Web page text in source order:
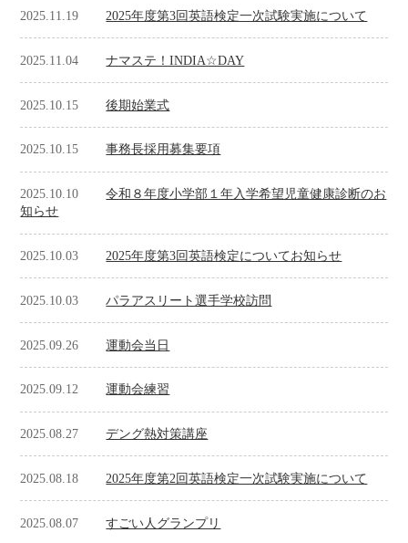
2025.11.19 2025年度第3回英語検定一次試験実施について
2025.11.04 ナマステ！INDIA☆DAY
2025.10.15 後期始業式
2025.10.15 事務長採用募集要項
2025.10.10
令和８年度小学部１年入学希望児童健康診断のお
知らせ
2025.10.03 2025年度第3回英語検定についてお知らせ
2025.10.03 パラアスリート選手学校訪問
2025.09.26 運動会当日
2025.09.12 運動会練習
2025.08.27 デング熱対策講座
2025.08.18 2025年度第2回英語検定一次試験実施について
2025.08.07 すごい人グランプリ